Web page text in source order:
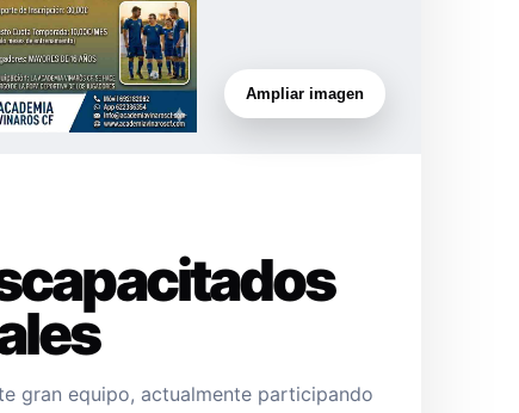
Ampliar imagen
gran equipo, actualmente participando